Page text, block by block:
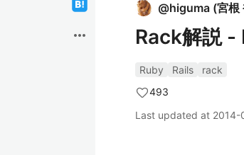
more_horiz
@higuma (宮根
Rack解説 -
Ruby Rails
rack
493
Last updated at 2014-